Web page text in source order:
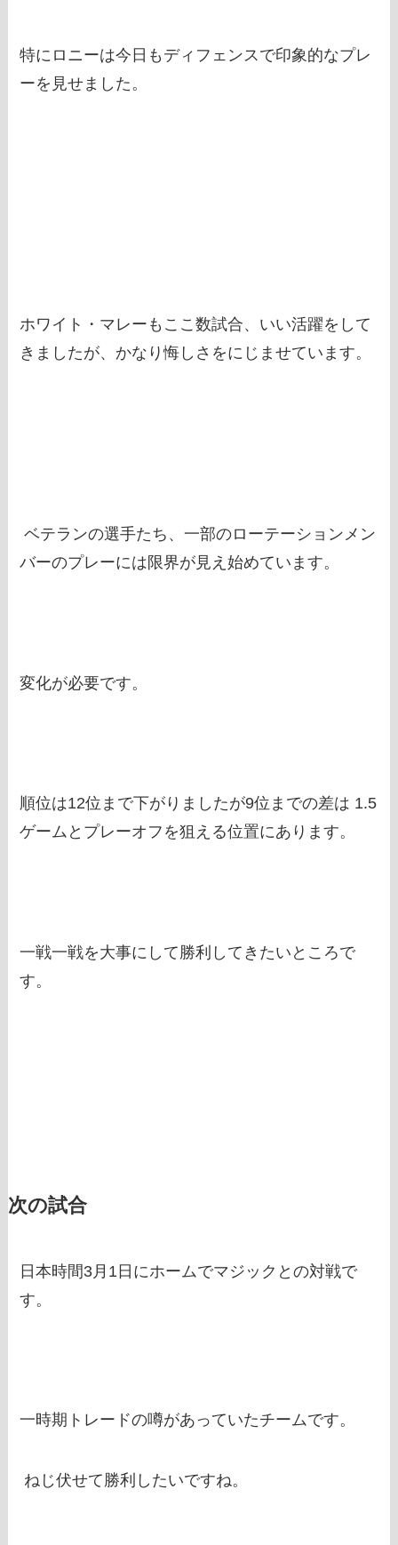
特にロニーは今日もディフェンスで印象的なプレ
ーを見せました。
ホワイト・マレーもここ数試合、いい活躍をして
きましたが、かなり悔しさをにじませています。
ベテランの選手たち、一部のローテーションメン
バーのプレーには限界が見え始めています。
変化が必要です。
順位は12位まで下がりましたが9位までの差は 1.5
ゲームとプレーオフを狙える位置にあります。
一戦一戦を大事にして勝利してきたいところで
す。
次の試合
日本時間3月1日にホームでマジックとの対戦で
す。
一時期トレードの噂があっていたチームです。
ねじ伏せて勝利したいですね。